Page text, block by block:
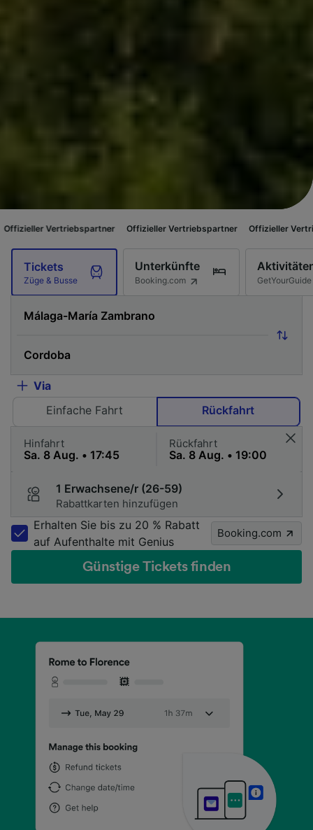
Offizieller Vertriebspartner Offizieller Vertriebspartner
Tickets
Züge & Busse
Unterkünfte
Booking.com GetYourGuide
Via
Einfache Fahrt
Rückfahrt
Hinfahrt Rückfahrt
1 Erwachsene/r (26-59)
Rabattkarten hinzufügen
Erhalten Sie bis zu 20 % Rabatt
auf Aufenthalte mit Genius
Booking.com
Günstige Tickets finden